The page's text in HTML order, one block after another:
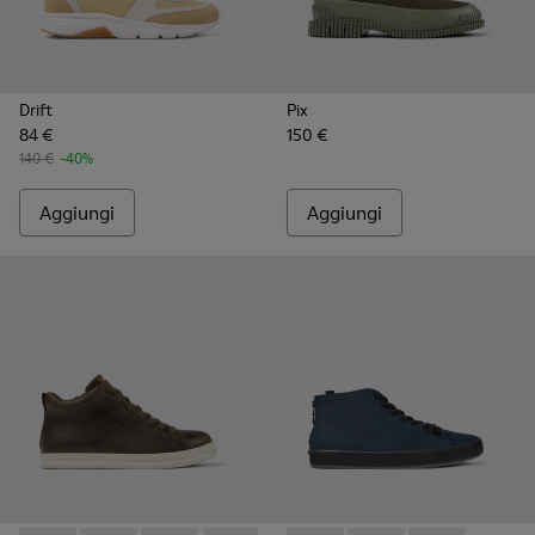
Drift
84 €
140 € -40%
Aggiungi
Pix
150 €
Aggiungi